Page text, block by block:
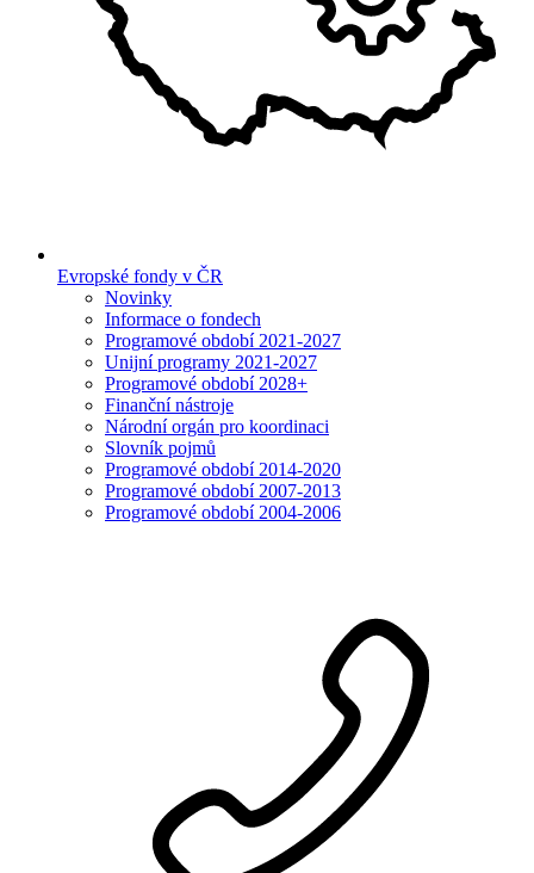
Evropské fondy v ČR
Novinky
Informace o fondech
Programové období 2021-2027
Unijní programy 2021-2027
Programové období 2028+
Finanční nástroje
Národní orgán pro koordinaci
Slovník pojmů
Programové období 2014-2020
Programové období 2007-2013
Programové období 2004-2006